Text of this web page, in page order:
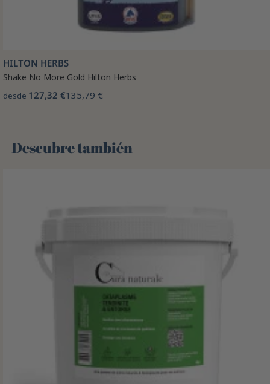
HILTON HERBS
Shake No More Gold Hilton Herbs
desde 127,32 €135,79 €
Descubre también 🌻